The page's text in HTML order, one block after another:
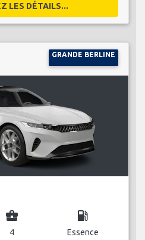
LES DÉTAILS...
GRANDE BERLINE
business_center
4
local_gas_station
Essence